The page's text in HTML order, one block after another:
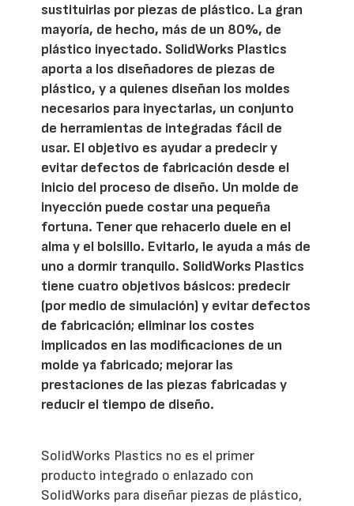
sustituirlas por piezas de plástico. La gran
mayoría, de hecho, más de un 80%, de
plástico inyectado. SolidWorks Plastics
aporta a los diseñadores de piezas de
plástico, y a quienes diseñan los moldes
necesarios para inyectarlas, un conjunto
de herramientas de integradas fácil de
usar. El objetivo es ayudar a predecir y
evitar defectos de fabricación desde el
inicio del proceso de diseño. Un molde de
inyección puede costar una pequeña
fortuna. Tener que rehacerlo duele en el
alma y el bolsillo. Evitarlo, le ayuda a más de
uno a dormir tranquilo. SolidWorks Plastics
tiene cuatro objetivos básicos: predecir
(por medio de simulación) y evitar defectos
de fabricación; eliminar los costes
implicados en las modificaciones de un
molde ya fabricado; mejorar las
prestaciones de las piezas fabricadas y
reducir el tiempo de diseño.
SolidWorks Plastics no es el primer
producto integrado o enlazado con
SolidWorks para diseñar piezas de plástico,